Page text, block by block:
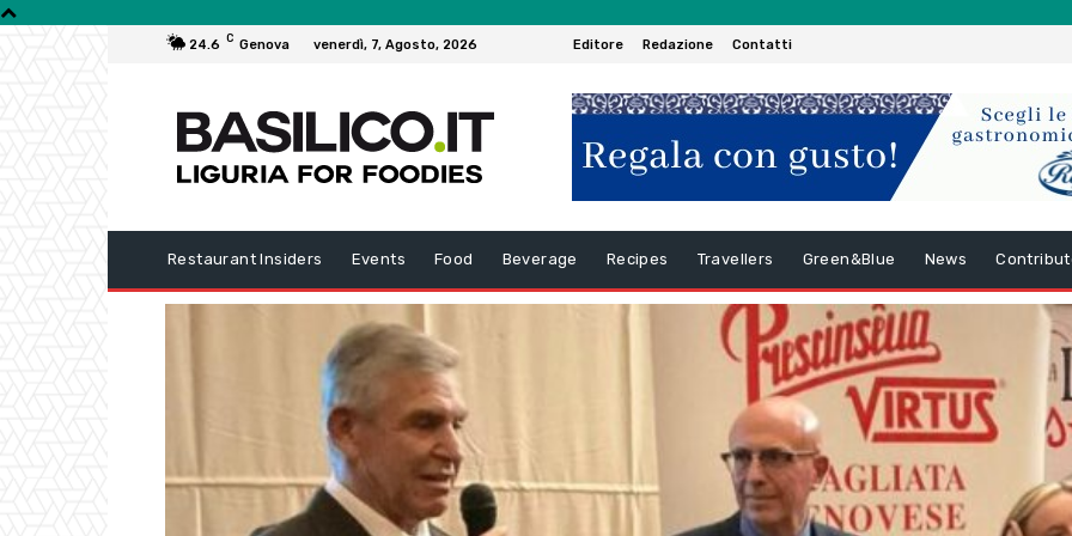
24.6 C Genova venerdì, 7, Agosto, 2026 Editore Redazione Contatti
Restaurant Insiders Events Food Beverage Recipes Travellers Green&Blue News